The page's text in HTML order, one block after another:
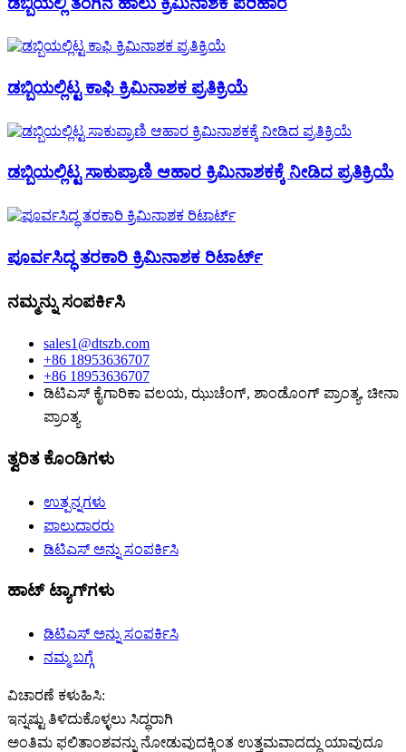
ಡಬ್ಬಿಯಲ್ಲಿಟ್ಟ ಕಾಫಿ ಕ್ರಿಮಿನಾಶಕ ಪ್ರತಿಕ್ರಿಯೆ
ಡಬ್ಬಿಯಲ್ಲಿಟ್ಟ ಸಾಕುಪ್ರಾಣಿ ಆಹಾರ ಕ್ರಿಮಿನಾಶಕಕ್ಕೆ ನೀಡಿದ ಪ್ರತಿಕ್ರಿಯೆ
ಪೂರ್ವಸಿದ್ಧ ತರಕಾರಿ ಕ್ರಿಮಿನಾಶಕ ರಿಟಾರ್ಟ್
ನಮ್ಮನ್ನು ಸಂಪರ್ಕಿಸಿ
sales1@dtszb.com
+86 18953636707
+86 18953636707
ಡಿಟಿಎಸ್ ಕೈಗಾರಿಕಾ ವಲಯ, ಝುಚೆಂಗ್, ಶಾಂಡೊಂಗ್ ಪ್ರಾಂತ್ಯ, ಚೀನಾ
ಪ್ರಾಂತ್ಯ
ತ್ವರಿತ ಕೊಂಡಿಗಳು
ಉತ್ಪನ್ನಗಳು
ಪಾಲುದಾರರು
ಡಿಟಿಎಸ್ ಅನ್ನು ಸಂಪರ್ಕಿಸಿ
ಹಾಟ್ ಟ್ಯಾಗ್‌ಗಳು
ಡಿಟಿಎಸ್ ಅನ್ನು ಸಂಪರ್ಕಿಸಿ
ನಮ್ಮ ಬಗ್ಗೆ
ವಿಚಾರಣೆ ಕಳುಹಿಸಿ:
ಇನ್ನಷ್ಟು ತಿಳಿದುಕೊಳ್ಳಲು ಸಿದ್ಧರಾಗಿ
ಅಂತಿಮ ಫಲಿತಾಂಶವನ್ನು ನೋಡುವುದಕ್ಕಿಂತ ಉತ್ತಮವಾದದ್ದು ಯಾವುದೂ